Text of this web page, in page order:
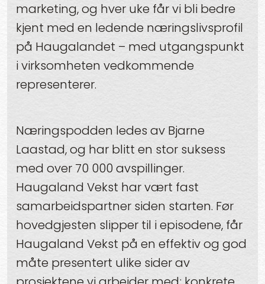
marketing, og hver uke får vi bli bedre
kjent med en ledende næringslivsprofil
på Haugalandet – med utgangspunkt
i virksomheten vedkommende
representerer.
Næringspodden ledes av Bjarne
Laastad, og har blitt en stor suksess
med over 70 000 avspillinger.
Haugaland Vekst har vært fast
samarbeidspartner siden starten. Før
hovedgjesten slipper til i episodene, får
Haugaland Vekst på en effektiv og god
måte presentert ulike sider av